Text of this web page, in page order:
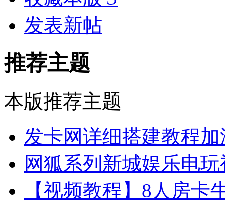
发表新帖
推荐主题
本版推荐主题
发卡网详细搭建教程加
网狐系列新城娱乐电
【视频教程】8人房卡